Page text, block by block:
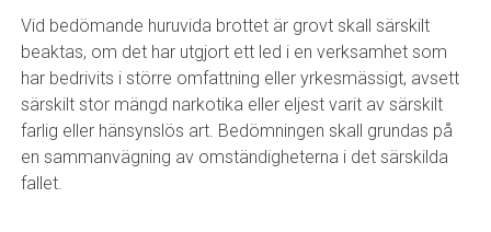
Vid bedömande huruvida brottet är grovt skall särskilt
beaktas, om det har utgjort ett led i en verksamhet som
har bedrivits i större omfattning eller yrkesmässigt, avsett
särskilt stor mängd narkotika eller eljest varit av särskilt
farlig eller hänsynslös art. Bedömningen skall grundas på
en sammanvägning av omständigheterna i det särskilda
fallet.